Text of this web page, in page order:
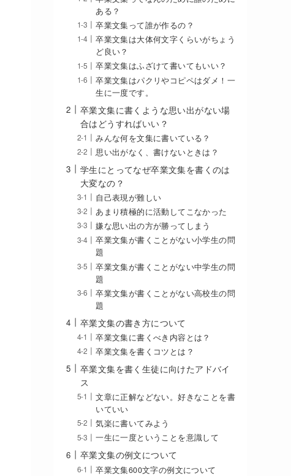
ある？
卒業文集って誰が作るの？
卒業文集は大体何文字くらいがちょう
ど良い？
卒業文集はふざけて書いてもいい？
卒業文集はパクリやコピペはダメ！一
生に一度です。
卒業文集に書くような思い出がない場
合はどうすればいい？
みんな何を文集に書いている？
思い出がなく、書けないときは？
学生にとってなぜ卒業文集を書くのは
大変なの？
自己表現が難しい
あまり積極的に活動してこなかった
嫌な思い出の方が勝ってしまう
卒業文集が書くことがない小学生の問
題
卒業文集が書くことがない中学生の問
題
卒業文集が書くことがない高校生の問
題
卒業文集の書き方について
卒業文集に書くべき内容とは？
卒業文集を書くコツとは？
卒業文集を書く生徒に向けたアドバイ
ス
文章に正解などない。好きなことを書
いていい
気楽に書いてみよう
一生に一度ということを意識して
卒業文集の例文について
卒業文集600文字の例文について